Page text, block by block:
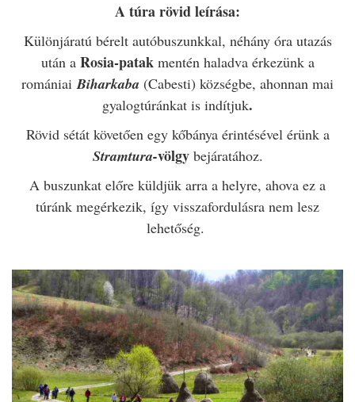
A túra rövid leírása:
Különjáratú bérelt autóbuszunkkal, néhány óra utazás
után a Rosia-patakmentén haladva érkezünk a
romániaiBiharkaba (Cabesti) községbe, ahonnan mai
gyalogtúránkat is indítjuk.
Rövid sétát követően egy kőbánya érintésével érünk a
Stramtura-völgybejáratához.
A buszunkat előre küldjük arra a helyre, ahova ez a
túránk megérkezik, így visszafordulásra nem lesz
lehetőség.